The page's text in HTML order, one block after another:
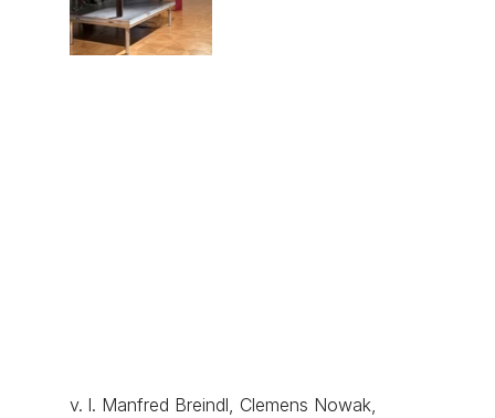
v. l. Manfred Breindl, Clemens Nowak,